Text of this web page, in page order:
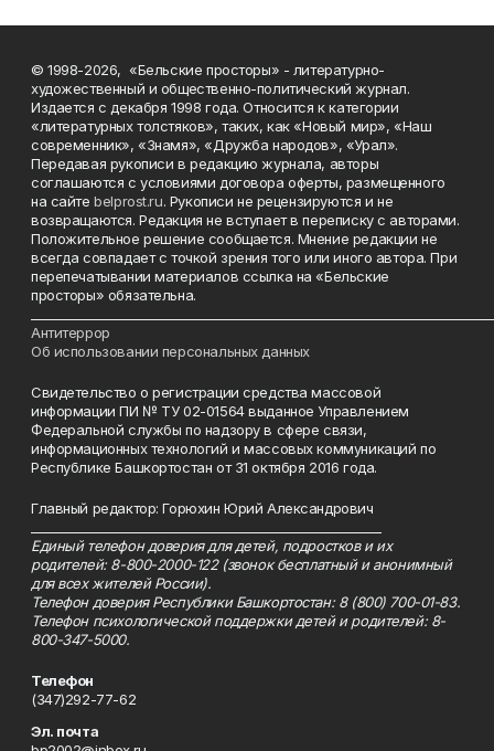
© 1998-2026, «Бельские просторы» - литературно-
художественный и общественно-политический журнал.
Издается с декабря 1998 года. Относится к категории
«литературных толстяков», таких, как «Новый мир», «Наш
современник», «Знамя», «Дружба народов», «Урал».
Передавая рукописи в редакцию журнала, авторы
соглашаются с условиями договора оферты, размещенного
на сайтеbelprost.ru. Рукописи не рецензируются и не
возвращаются. Редакция не вступает в переписку с авторами.
Положительное решение сообщается. Мнение редакции не
всегда совпадает с точкой зрения того или иного автора. При
перепечатывании материалов ссылка на «Бельские
просторы» обязательна.
Антитеррор
Об использовании персональных данных
Свидетельство о регистрации средства массовой
информации ПИ № ТУ 02-01564 выданное Управлением
Федеральной службы по надзору в сфере связи,
информационных технологий и массовых коммуникаций по
Республике Башкортостан от 31 октября 2016 года.
Главный редактор: Горюхин Юрий Александрович
Единый телефон доверия для детей, подростков и их
родителей: 8-800-2000-122 (звонок бесплатный и анонимный
для всех жителей России).
Телефон доверия Республики Башкортостан: 8 (800) 700-01-83.
Телефон психологической поддержки детей и родителей: 8-
800-347-5000.
Телефон
(347)292-77-62
Эл. почта